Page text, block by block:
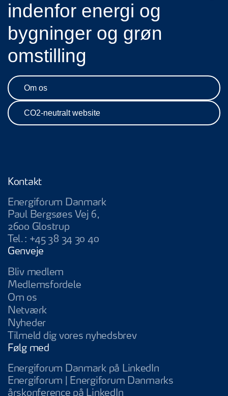
indenfor energi og
bygninger og grøn
omstilling
Om os
CO2-neutralt website
Kontakt
Energiforum Danmark
Paul Bergsøes Vej 6,
2600 Glostrup
Tel.: +45 38 34 30 40
Genveje
Bliv medlem
Medlemsfordele
Om os
Netværk
Nyheder
Tilmeld dig vores nyhedsbrev
Følg med
Energiforum Danmark på LinkedInEnergiforum
Energiforum | Energiforum Danmarks
årskonference på LinkedInEnergiforum |